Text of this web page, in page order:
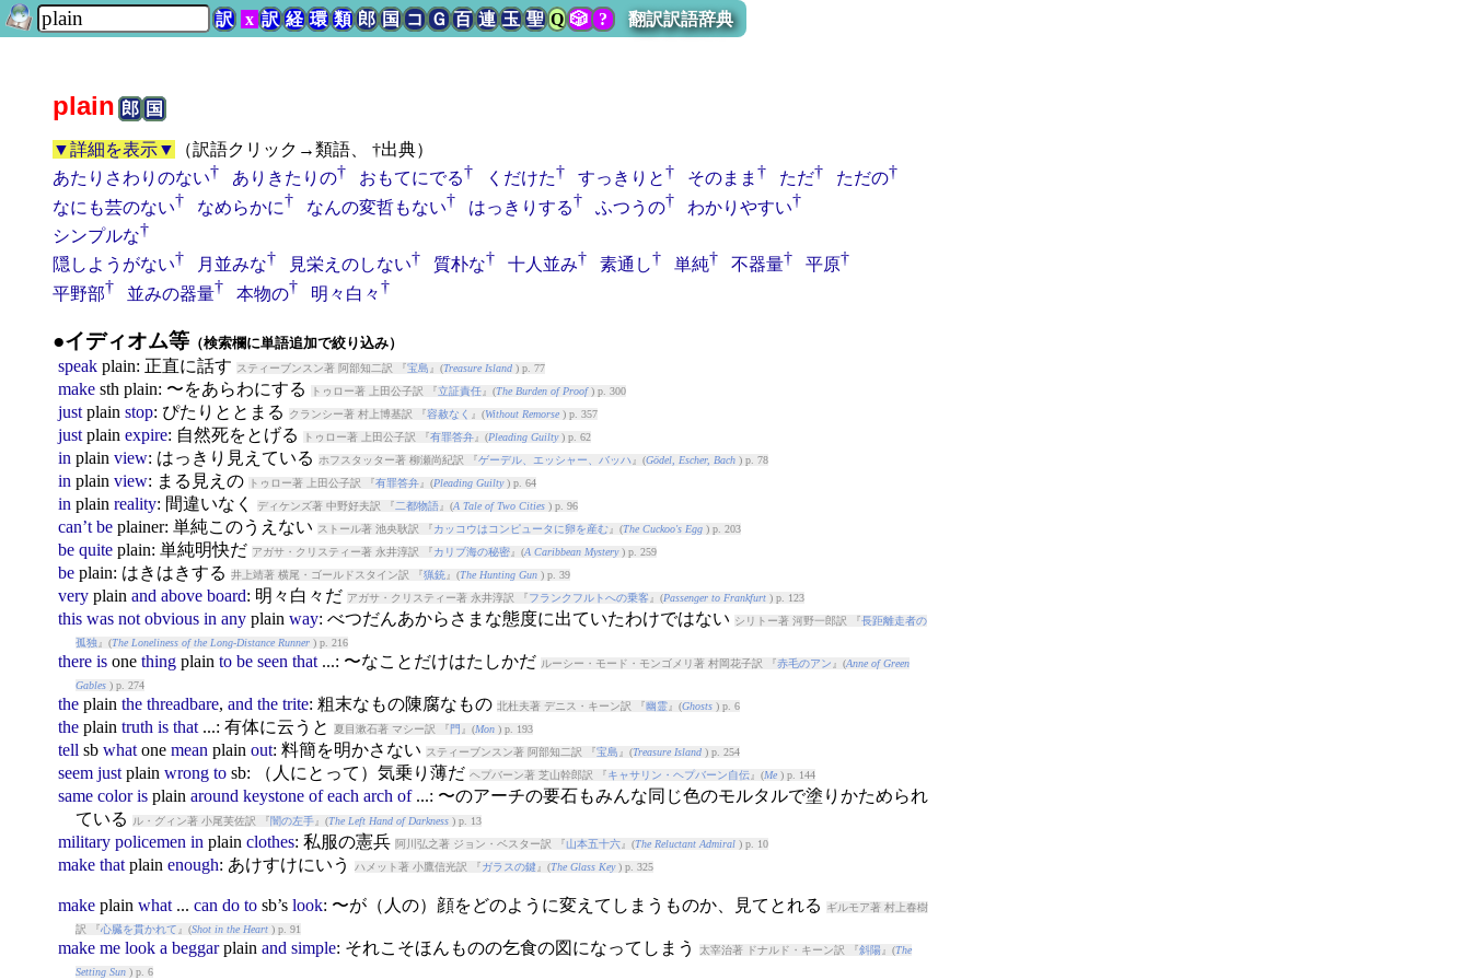
訳 x 訳 経 環 類 郎 国 コ Ｇ 百 連 玉 聖 Q 🎲? 翻訳訳語辞典
plain郎 国
▼詳細を表示▼ （訳語クリック→類語、 †出典）
あたりさわりのない† ありきたりの† おもてにでる† くだけた† すっきりと† そのまま † ただ† ただの†
なにも芸のない† なめらかに† なんの変哲もない† はっきりする† ふつうの† わかりやすい†
シンプルな†
隠しようがない† 月並みな† 見栄えのしない† 質朴な† 十人並み† 素通し† 単純† 不器量† 平原†
平野部† 並みの器量† 本物の† 明々白々†
●イディオム等 （検索欄に単語追加で絞り込み）
speak plain: 正直に話す スティーブンスン著 阿部知二訳 『宝島 』(Treasure Island) p. 77
makesth plain: 〜をあらわにする トゥロー著 上田公子訳 『立証責任』(The Burden of Proof) p. 300
just plain stop: ぴたりととまる クランシー著 村上博基訳 『容赦なく 』(Without Remorse) p. 357
just plain expire: 自然死をとげる トゥロー著 上田公子訳 『有罪答弁』(Pleading Guilty) p. 62
in plain view: はっきり見えている ホフスタッター著 柳瀬尚紀訳 『ゲーデル、エッシャー、バッハ 』(Gödel, Escher, Bach) p. 78
in plain view: まる見えの トゥロー著 上田公子訳 『有罪答弁』(Pleading Guilty) p. 64
in plain reality: 間違いなく ディケンズ著 中野好夫訳 『二都物語』(A Tale of Two Cities) p. 96
can’t be plainer: 単純このうえない ストール著 池央耿訳 『カッコウはコンピュータに卵を産む』(The Cuckoo's Egg) p. 203
be quite plain: 単純明快だ アガサ・クリスティー著 永井淳訳 『カリブ海の秘密』(A Caribbean Mystery) p. 259
be plain: はきはきする 井上靖著 横尾・ゴールドスタイン訳 『猟銃 』(The Hunting Gun) p. 39
very plain and above board: 明々白々だ アガサ・クリスティー著 永井淳訳 『フランクフルトへの乗客 』(Passenger to Frankfurt) p. 123
this was not obvious in any plain way: べつだんあからさまな態度に出ていたわけではない シリトー著 河野一郎訳 『長距離走者の
孤独 』(The Loneliness of the Long-Distance Runner) p. 216
there isone thing plain to be seen that...: 〜なことだけはたしかだ ルーシー・モード・モンゴメリ著 村岡花子訳 『赤毛のアン 』(Anne of Green
Gables) p. 274
the plain the threadbare, and the trite: 粗末なもの陳腐なもの 北杜夫著 デニス・キーン訳 『幽霊』(Ghosts) p. 6
the plain truth is that...: 有体に云うと 夏目漱石著 マシー訳 『門 』(Mon) p. 193
tell sb whatone mean plain out: 料簡を明かさない スティーブンスン著 阿部知二訳 『宝島 』(Treasure Island) p. 254
seem just plain wrong tosb: （人にとって）気乗り薄だ ヘプバーン著 芝山幹郎訳 『キャサリン・ヘプバーン自伝』(Me) p. 144
same color is plain around keystone of each arch of...: 〜のアーチの要石もみんな同じ色のモルタルで塗りかためられ
ている
ル・グィン著 小尾芙佐訳 『闇の左手』(The Left Hand of Darkness) p. 13
military policemen in plain clothes: 私服の憲兵 阿川弘之著 ジョン・ベスター訳 『山本五十六』(The Reluctant Admiral) p. 10
make that plain enough: あけすけにいう ハメット著 小鷹信光訳 『ガラスの鍵 』(The Glass Key) p. 325
make plain what... can do tosb’s look: 〜が（人の）顔をどのように変えてしまうものか、見てとれる
ギルモア著 村上春樹
訳 『心臓を貫かれて 』(Shot in the Heart) p. 91
make me look a beggar plain and simple: それこそほんものの乞食の図になってしまう 太宰治著 ドナルド・キーン訳 『斜陽』(The
Setting Sun) p. 6